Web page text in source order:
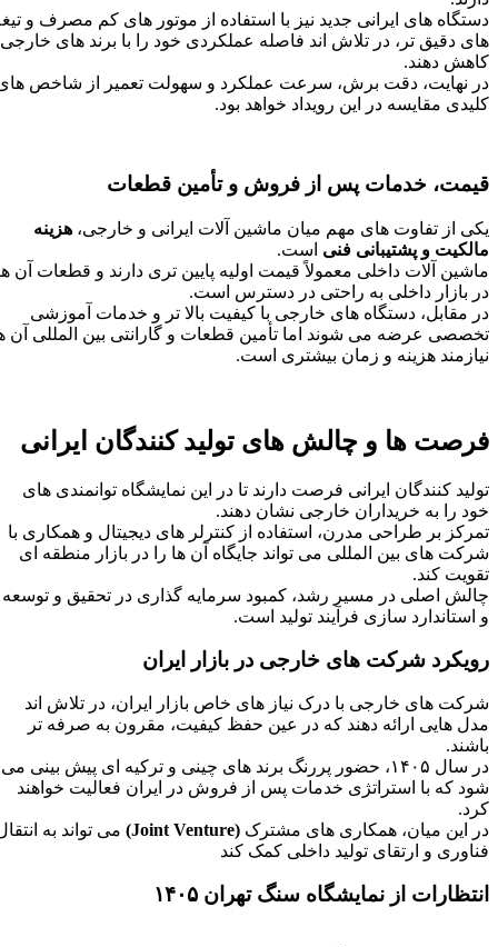
دستگاه‌ های ایرانی جدید نیز با استفاده از موتور های کم‌ مصرف و تیغه‌
های دقیق‌ تر، در تلاش‌ اند فاصله عملکردی خود را با برند های خارجی
کاهش دهند.
در نهایت، دقت برش، سرعت عملکرد و سهولت تعمیر از شاخص‌ های
کلیدی مقایسه در این رویداد خواهد بود.
قیمت، خدمات پس از فروش و تأمین قطعات
یکی از تفاوت‌ های مهم میان ماشین‌ آلات ایرانی و خارجی،هزینه
مالکیت و پشتیبانی فنی است.
ماشین‌ آلات داخلی معمولاً قیمت اولیه پایین‌ تری دارند و قطعات آن‌ ها
در بازار داخلی به‌ راحتی در دسترس است.
در مقابل، دستگاه‌ های خارجی با کیفیت بالا تر و خدمات آموزشی
تخصصی عرضه می‌ شوند اما تأمین قطعات و گارانتی بین‌ المللی آن‌ ها
نیازمند هزینه و زمان بیشتری است.
فرصت‌ ها و چالش‌ های تولید کنندگان ایرانی
تولید کنندگان ایرانی فرصت دارند تا در این نمایشگاه توانمندی‌ های
خود را به خریداران خارجی نشان دهند.
تمرکز بر طراحی مدرن، استفاده از کنترلر های دیجیتال و همکاری با
شرکت‌ های بین‌ المللی می‌ تواند جایگاه آن‌ ها را در بازار منطقه‌ ای
تقویت کند.
چالش اصلی در مسیر رشد، کمبود سرمایه‌ گذاری در تحقیق و توسعه
و استاندارد سازی فرآیند تولید است.
رویکرد شرکت‌ های خارجی در بازار ایران
شرکت‌ های خارجی با درک نیاز های خاص بازار ایران، در تلاش‌ اند
مدل‌ هایی ارائه دهند که در عین حفظ کیفیت، مقرون‌ به‌ صرفه‌ تر
باشند.
در سال ۱۴۰۵، حضور پررنگ برند های چینی و ترکیه‌ ای پیش‌ بینی می‌
شود که با استراتژی خدمات پس از فروش در ایران فعالیت خواهند
کرد.
در این میان، همکاری‌ های مشترک(Joint Venture)
می‌ تواند به انتقال
فناوری و ارتقای تولید داخلی کمک کند
انتظارات از نمایشگاه سنگ تهران ۱۴۰۵